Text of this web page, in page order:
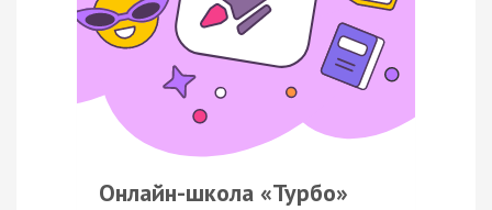
Онлайн-школа «Турбо»